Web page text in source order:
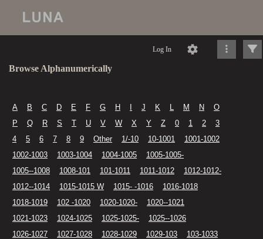
Log In
Browse Alphanumerically
A B C D E F G H J K L M N
O
P
Q R S T U V W X Y Z 0 1 2
3
4
5 6 7 8 9 Other 1/-10 10-1001
1001-1002
1002-1003
1003-1004 1004-1005
1005-1005-
1005--1008
1008-101 101-1011 1011-1012
1012-1012-
1012--1014
1015-1015 W 1015- -1016
1016-1018
1018-1019
102 -1020 1020-1020-
1020--1021
1021-1023
1024-1025 1025-1025-
1025--1026
1026-1027
1027-1028 1028-1029 1029-103
103-1033